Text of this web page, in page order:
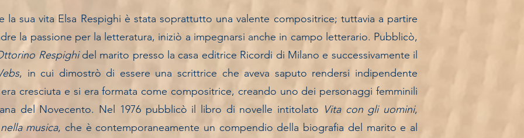
la sua vita Elsa Respighi è stata soprattutto una valente compositrice; tuttavia a partire
la passione per la letteratura, iniziò a impegnarsi anche in campo letterario. Pubblicò,
Respighidel marito presso la casa editrice Ricordi di Milano e successivamente il
, in cui dimostrò di essere una scrittrice che aveva saputo rendersi indipendente
cresciuta e si era formata come compositrice, creando uno dei personaggi femminili
delNovecento. Nel 1976 pubblicò il libro di novelle intitolato Vita con gli uomini,
musica, che è contemporaneamente un compendio della biografia del marito e al